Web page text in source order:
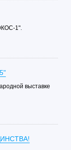
1".
выставке